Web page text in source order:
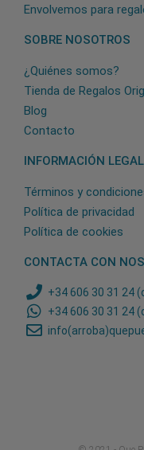
Envolvemos para
SOBRE NOSOTROS
¿Quiénes somos?
Tienda de Regalos
Blog
Contacto
INFORMACIÓN LEGAL
Términos y
Política de privacidad
Política de cookies
CONTACTA CON
+34 606 30 31 24
+34 606 30 31 24